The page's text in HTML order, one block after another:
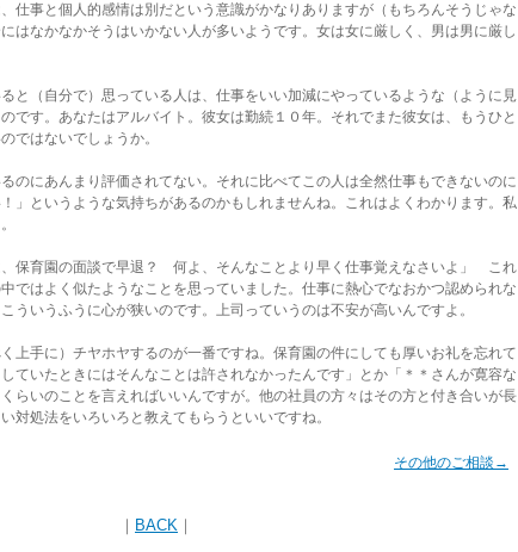
仕事と個人的感情は別だという意識がかなりありますが（もちろんそうじゃな
はなかなかそうはいかない人が多いようです。女は女に厳しく、男は男に厳し
と（自分で）思っている人は、仕事をいい加減にやっているような（ように見
です。あなたはアルバイト。彼女は勤続１０年。それでまた彼女は、もうひと
ではないでしょうか。
のにあんまり評価されてない。それに比べてこの人は全然仕事もできないのに
」というような気持ちがあるのかもしれませんね。これはよくわかります。私
、保育園の面談で早退？ 何よ、そんなことより早く仕事覚えなさいよ」 これ
ではよく似たようなことを思っていました。仕事に熱心でなおかつ認められな
ういうふうに心が狭いのです。上司っていうのは不安が高いんですよ。
上手に）チヤホヤするのが一番ですね。保育園の件にしても厚いお礼を忘れて
ていたときにはそんなことは許されなかったんです」とか「＊＊さんが寛容な
らいのことを言えればいいんですが。他の社員の方々はその方と付き合いが長
対処法をいろいろと教えてもらうといいですね。
その他のご相談→
｜ BACK ｜